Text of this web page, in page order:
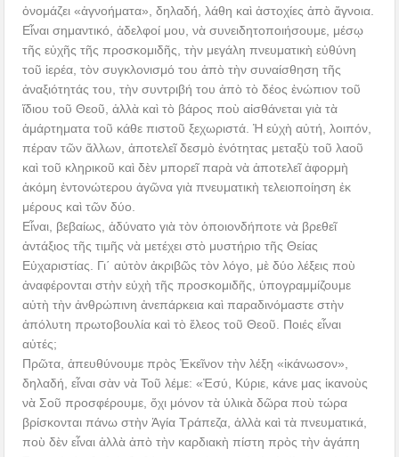
ὀνομάζει «ἀγνοήματα», δηλαδή, λάθη καὶ ἀστοχίες ἀπὸ ἄγνοια.
Εἶναι σημαντικό, ἀδελφοί μου, νὰ συνειδητοποιήσουμε, μέσῳ
τῆς εὐχῆς τῆς προσκομιδῆς, τὴν μεγάλη πνευματικὴ εὐθύνη
τοῦ ἱερέα, τὸν συγκλονισμό του ἀπὸ τὴν συναίσθηση τῆς
ἀναξιότητάς του, τὴν συντριβή του ἀπὸ τὸ δέος ἐνώπιον τοῦ
ἴδιου τοῦ Θεοῦ, ἀλλὰ καὶ τὸ βάρος ποὺ αἰσθάνεται γιὰ τὰ
ἁμάρτηματα τοῦ κάθε πιστοῦ ξεχωριστά. Ἡ εὐχὴ αὐτή, λοιπόν,
πέραν τῶν ἄλλων, ἀποτελεῖ δεσμὸ ἑνότητας μεταξὺ τοῦ λαοῦ
καὶ τοῦ κληρικοῦ καὶ δὲν μπορεῖ παρὰ νὰ ἀποτελεῖ ἀφορμὴ
ἀκόμη ἐντονώτερου ἀγῶνα γιὰ πνευματικὴ τελειοποίηση ἐκ
μέρους καὶ τῶν δύο.
Εἶναι, βεβαίως, ἀδύνατο γιὰ τὸν ὁποιονδήποτε νὰ βρεθεῖ
ἀντάξιος τῆς τιμῆς νὰ μετέχει στὸ μυστήριο τῆς Θείας
Εὐχαριστίας. Γι΄ αὐτὸν ἀκριβῶς τὸν λόγο, μὲ δύο λέξεις ποὺ
ἀναφέρονται στὴν εὐχὴ τῆς προσκομιδῆς, ὑπογραμμίζουμε
αὐτὴ τὴν ἀνθρώπινη ἀνεπάρκεια καὶ παραδινόμαστε στὴν
ἀπόλυτη πρωτοβουλία καὶ τὸ ἔλεος τοῦ Θεοῦ. Ποιές εἶναι
αὐτές;
Πρῶτα, ἀπευθύνουμε πρὸς Ἐκεῖνον τὴν λέξη «ἱκάνωσον»,
δηλαδή, εἶναι σὰν νὰ Τοῦ λέμε: «Ἐσύ, Κύριε, κάνε μας ἱκανοὺς
νὰ Σοῦ προσφέρουμε, ὄχι μόνον τὰ ὑλικὰ δῶρα ποὺ τώρα
βρίσκονται πάνω στὴν Ἁγία Τράπεζα, ἀλλὰ καὶ τὰ πνευματικά,
ποὺ δὲν εἶναι ἀλλὰ ἀπὸ τὴν καρδιακὴ πίστη πρὸς τὴν ἀγάπη